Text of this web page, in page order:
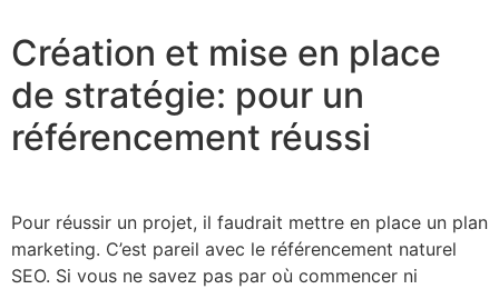
Création et mise en place
de stratégie: pour un
référencement réussi
Pour réussir un projet, il faudrait mettre en place un plan
marketing. C’est pareil avec le référencement naturel
SEO. Si vous ne savez pas par où commencer ni